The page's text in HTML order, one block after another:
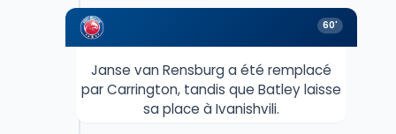
60'
Janse van Rensburg a été remplacé
par Carrington, tandis que Batley laisse
sa place à Ivanishvili.